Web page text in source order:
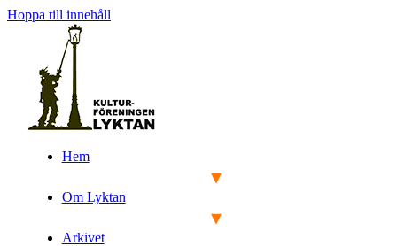
Hoppa till innehåll
Hem
Om Lyktan
Arkivet